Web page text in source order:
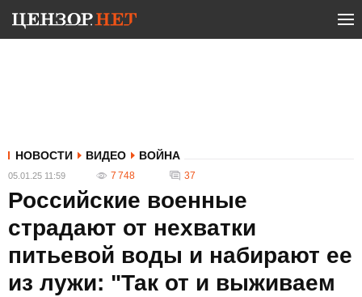
НОВОСТИ ВИДЕО ВОЙНА
05.01.25 11:59 7 748 37
Российские военные
страдают от нехватки
питьевой воды и набирают ее
из лужи: "Так от и выживаем